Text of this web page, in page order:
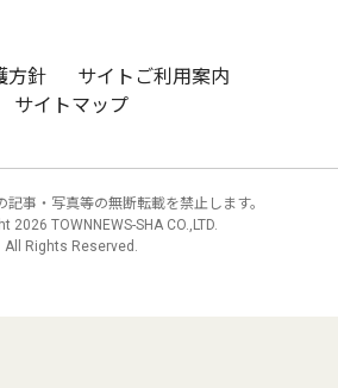
方針
サイトご利用案内
サイトマップ
記事・写真等の無断転載を禁止します。
2026 TOWNNEWS-SHA CO.,LTD.
All Rights Reserved.